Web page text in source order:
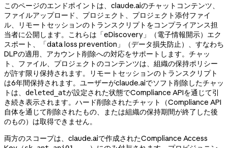
このページのエンドポイントは、claude.aiのチャットコンテンツ、
ファイルアップロード、プロジェクト、プロジェクト添付ファイ
ル、リモートセッションのトランスクリプトをコンプライアンス担
当者に公開します。これらは「eDiscovery」（電子情報開示）エク
スポート、「data loss prevention」（データ損失防止）、すなわち
DLPの適用、アカウント削除への対応をサポートします。チャッ
ト、ファイル、プロジェクトのコンテンツは、組織の保持ポリシー
が許す限り保持されます。リモートセッションのトランスクリプト
は6年間保持されます。ユーザーがclaude.aiでソフト削除したチャッ
トは、 deleted_atが設定された状態でCompliance APIを通じて引
き続き表示されます。ハード削除されたチャット（Compliance API
自体を通じて削除されたもの、または組織の保持期間が終了した後
のもの）は取得できません。
両方のスコープは、claude.aiで作成されたCompliance Access